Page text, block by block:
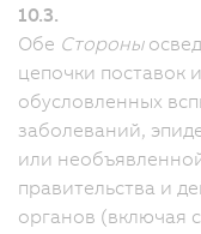
10.3.
Обе Стороны
цепочки поставок
обусловленных
заболеваний,
или
правительства и
органов (включая